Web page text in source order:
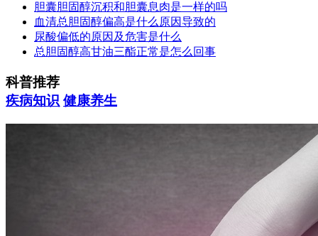
胆囊胆固醇沉积和胆囊息肉是一样的吗
血清总胆固醇偏高是什么原因导致的
尿酸偏低的原因及危害是什么
总胆固醇高甘油三酯正常是怎么回事
科普推荐
疾病知识 健康养生